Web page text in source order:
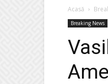
Acasă
Breaking News